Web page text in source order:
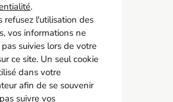
Limoges
Accès rapide
Contact
Recrutement
Adhérer
.
refusez l'utilisation des
vos informations ne
suivies lors de votre
ce site. Un seul cookie
dans votre
afin de se souvenir
suivre vos